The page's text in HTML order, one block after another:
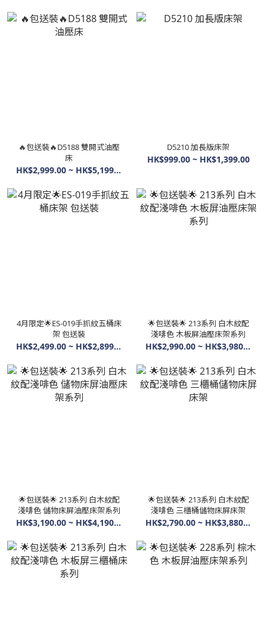
🔥包送裝🔥D5188 雙開式油壓
床
HK$2,999.00 ~ HK$5,199.00
D5210 加長版床架
HK$999.00 ~ HK$1,399.00
4月限定🌟ES-019手抓紋五桶床
架 包送裝
HK$2,499.00 ~ HK$2,899.00
🌟包送裝🌟 213系列 白木紋配
淺啡色 木板屏油壓床架系列
HK$2,990.00 ~ HK$3,980.00
🌟包送裝🌟 213系列 白木紋配
淺啡色 儲物床屏油壓床架系列
HK$3,190.00 ~ HK$4,190.00
🌟包送裝🌟 213系列 白木紋配
淺啡色 三櫃桶儲物床屏床架
HK$2,790.00 ~ HK$3,880.00